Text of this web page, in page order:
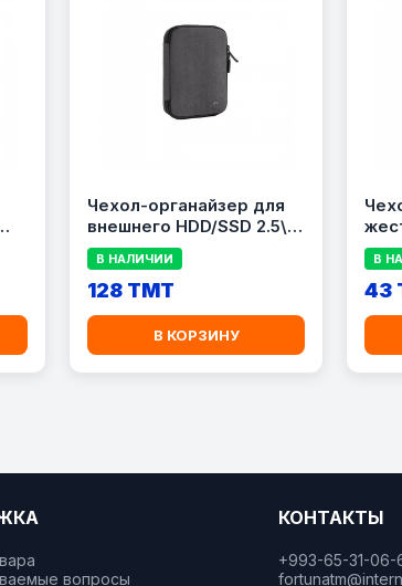
Чехол-органайзер для
внешнего HDD/SSD 2.5\"
RIVACASE 5631 Black,
черный
В НАЛИЧИИ
128 TMT
В КОРЗИНУ
В
43
вопросы
КОНТАКТЫ
+993-65-31-06-